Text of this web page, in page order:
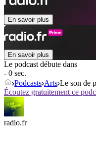
En savoir plus
En savoir plus
Le podcast débute dans
- 0 sec.
Podcasts Arts Le son de
Écoutez gratuitement ce
radio.fr